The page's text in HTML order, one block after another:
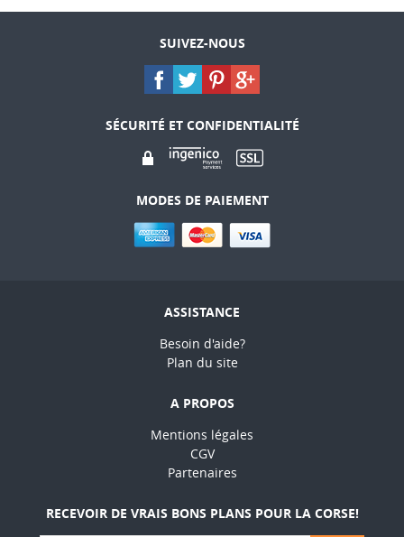
SUIVEZ-NOUS
SÉCURITÉ ET CONFIDENTIALITÉ
MODES DE PAIEMENT
ASSISTANCE
Besoin d'aide?
Plan du site
A PROPOS
Mentions légales
CGV
Partenaires
RECEVOIR DE VRAIS BONS PLANS POUR LA CORSE!